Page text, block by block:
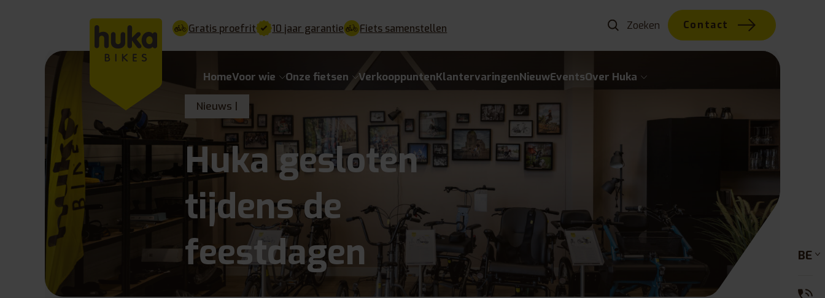
Gratis proefrit 10 jaar garantie Fiets samenstellen Contact
HomeVoor wie Onze fietsen VerkooppuntenKlantervaringenNieuwEventsOver Huka
Nieuws |
Huka gesloten
tijdens de
feestdagen
BE